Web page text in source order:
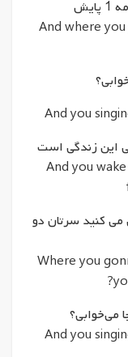
And where
And you
این زندگی است
And you
کنید سرتان دو
Where you
می‌خوابی؟
And you